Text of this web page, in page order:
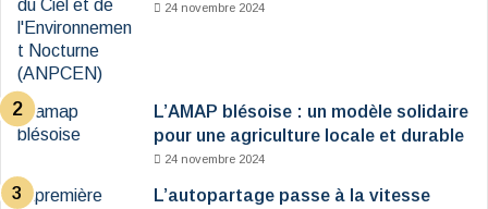
24 novembre 2024
L’AMAP blésoise : un modèle solidaire
pour une agriculture locale et durable
24 novembre 2024
L’autopartage passe à la vitesse